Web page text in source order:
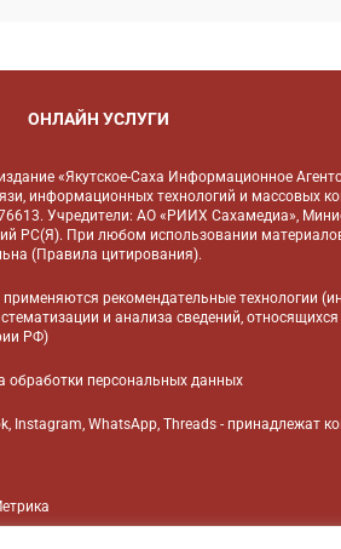
ОНЛАЙН УСЛУГИ
«Якутское-Саха Информационное
информационных технологий и массовых
Учредители: АО «РИИХ Сахамедиа»,
РС(Я). При любом использовании
(Правила цитирования).
применяютсярекомендательные технологии
и анализа сведений,
РФ)
обработки персональных данных
Instagram, WhatsApp, Threads - принадлежат